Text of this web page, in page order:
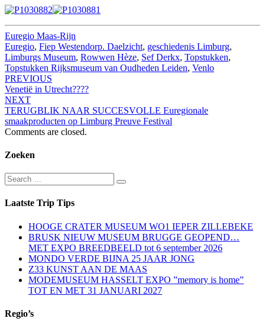
Euregio Maas-Rijn
Euregio, Fiep Westendorp. Daelzicht, geschiedenis Limburg,
Limburgs Museum, Rowwen Hèze, Sef Derkx, Topstukken,
Topstukken Rijksmuseum van Oudheden Leiden, Venlo
Post
navigation
PREVIOUS
Venetië in Utrecht????
NEXT
TERUGBLIK NAAR SUCCESVOLLE Euregionale
smaakproducten op Limburg Preuve Festival
Comments are closed.
Zoeken
Search
for:
Search
Laatste Trip Tips
HOOGE CRATER MUSEUM WO1 IEPER ZILLEBEKE
BRUSK NIEUW MUSEUM BRUGGE GEOPEND…
MET EXPO BREEDBEELD tot 6 september 2026
MONDO VERDE BIJNA 25 JAAR JONG
Z33 KUNST AAN DE MAAS
MODEMUSEUM HASSELT EXPO ”memory is home”
TOT EN MET 31 JANUARI 2027
Regio’s